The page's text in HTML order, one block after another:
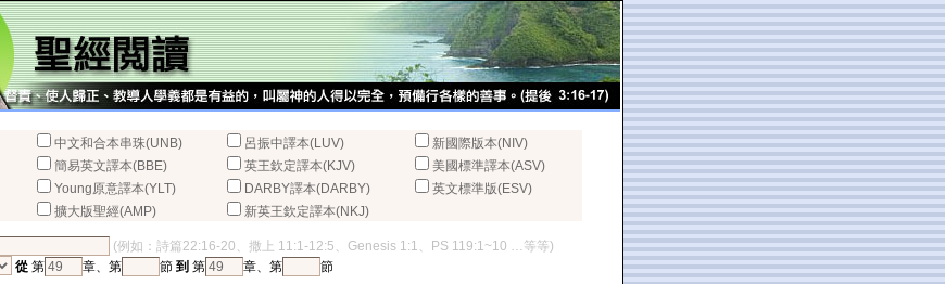
中文和合本串珠(UNB) 呂振中譯本(LUV)
新國際版本(NIV)
簡易英文譯本(BBE) 英王欽定譯本(KJV)
美國標準譯本(ASV)
Young原意譯本(YLT) DARBY譯本(DARBY)
英文標準版(ESV)
擴大版聖經(AMP) 新英王欽定譯本(NKJ)
(例如：詩篇22:16-20、撒上 11:1-12:5、Genesis 1:1、PS 119:1~10 …等等)
從 第 章、第 節 到 第 章、第
節